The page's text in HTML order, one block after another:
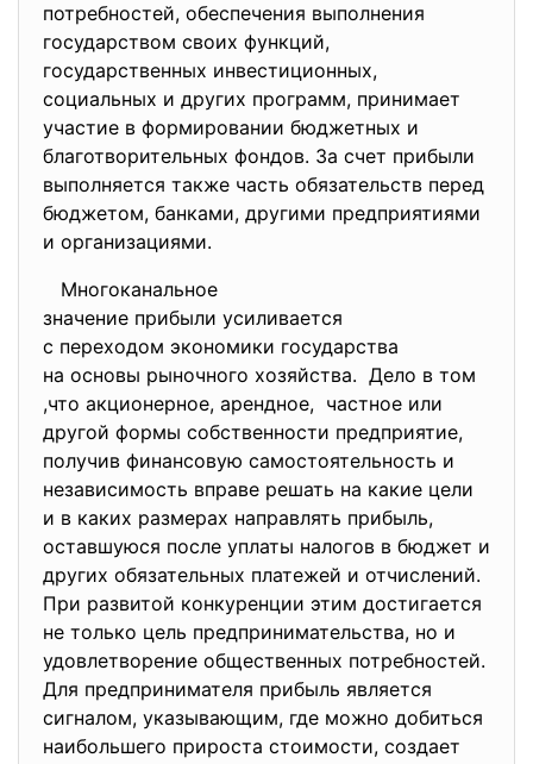
потребностей, обеспечения выполнения
государством своих функций,
государственных инвестиционных,
социальных и других программ, принимает
участие в формировании бюджетных и
благотворительных фондов. За счет прибыли
выполняется также часть обязательств перед
бюджетом, банками, другими предприятиями
и организациями.
Многоканальное
значение прибыли усиливается
с переходом экономики государства
на основы рыночного хозяйства. Дело в том
,что акционерное, арендное, частное или
другой формы собственности предприятие,
получив финансовую самостоятельность и
независимость вправе решать на какие цели
и в каких размерах направлять прибыль,
оставшуюся после уплаты налогов в бюджет и
других обязательных платежей и отчислений.
При развитой конкуренции этим достигается
не только цель предпринимательства, но и
удовлетворение общественных потребностей.
Для предпринимателя прибыль является
сигналом, указывающим, где можно добиться
наибольшего прироста стоимости, создает